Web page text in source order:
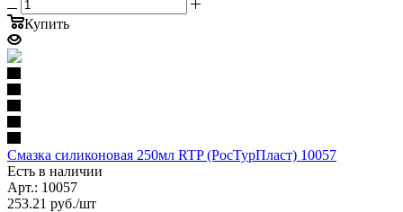
Купить
Смазка силиконовая 250мл RTP (РосТурПласт) 10057
Есть в наличии
Арт.: 10057
253.21 руб./шт